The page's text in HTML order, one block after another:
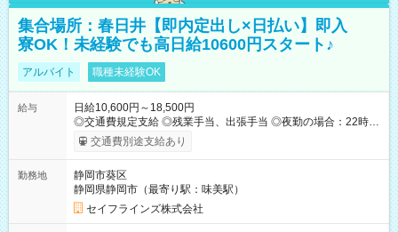
集合場所：春日井【即内定出し×日払い】即入
寮OK！未経験でも高日給10600円スタート♪
アルバイト 職種未経験OK
給与
日給10,600円～18,500円
◎交通費規定支給 ◎残業手当、出張手当 ◎夜勤の場合：22時～
翌5時は割増給与 ◎日払い・週払い可(希望者／条件有) ◎食事サ
ポート ＜月収例＞ 入社3か月：月収28万 入社1年：月収39万 ◎
す♪ ダブルワークも可能です☺ ◎髪色、ピアス、タトゥーOK お
しゃれも自由に楽しめます！ 【試用期間】試用期間あり 試用期
間の長さ：3ヶ月 雇用形態、給与は本採用時と同じです。
交通費別途支給あり
勤務地
静岡市葵区
静岡県静岡市（最寄り駅：味美駅）
セイフラインズ株式会社